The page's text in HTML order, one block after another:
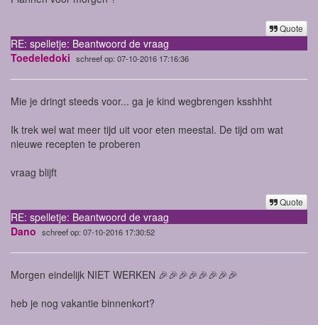
Quote
RE: spelletje: Beantwoord de vraag
Toedeledoki schreef op: 07-10-2016 17:16:36
Mie je dringt steeds voor... ga je kind wegbrengen ksshhht
Ik trek wel wat meer tijd uit voor eten meestal. De tijd om wat
nieuwe recepten te proberen
vraag blijft
Quote
RE: spelletje: Beantwoord de vraag
Dano schreef op: 07-10-2016 17:30:52
Morgen eindelijk NIET WERKEN 🎉🎉🎉🎉🎉🎉🎉🎉
heb je nog vakantie binnenkort?